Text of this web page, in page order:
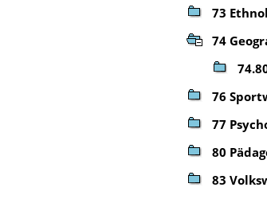
73
74
76
77
80
83